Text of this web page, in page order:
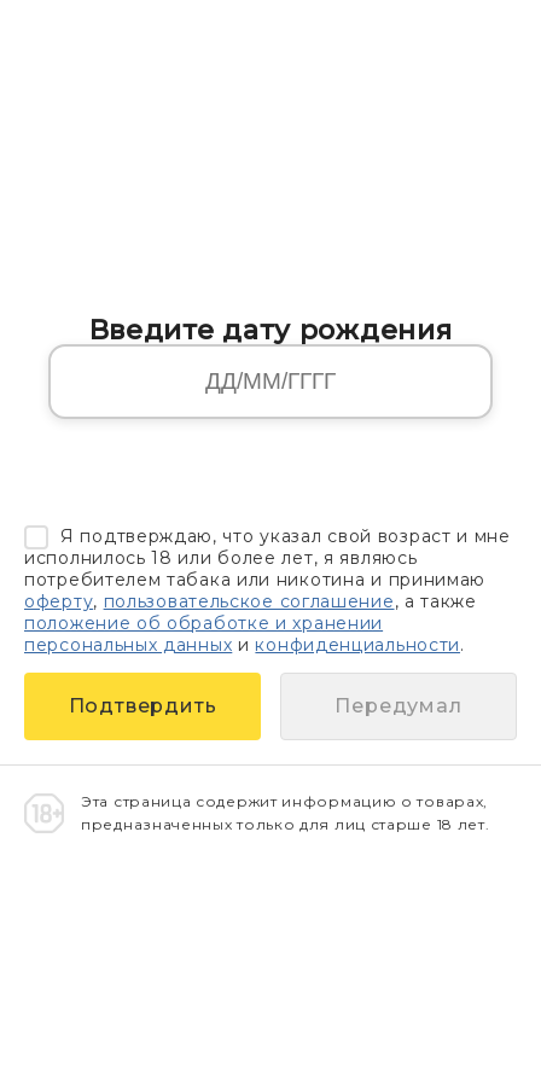
Введите дату рождения
Я подтверждаю, что указал свой возраст и мне
исполнилось 18 или более лет, я являюсь
потребителем табака или никотина и принимаю
оферту, пользовательское соглашение, а также
положение об обработке и хранении
персональных данных и конфиденциальности.
Передумал
Эта страница содержит информацию о товарах,
предназначенных только для лиц старше 18 лет.